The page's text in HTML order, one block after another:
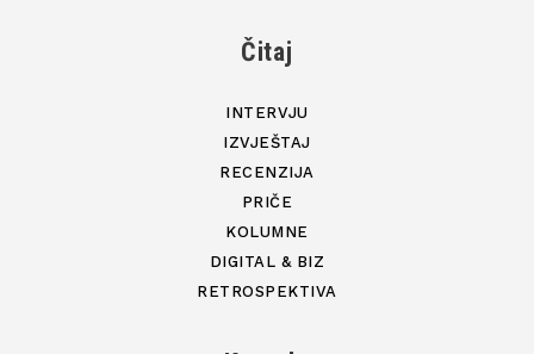
Čitaj
INTERVJU
IZVJEŠTAJ
RECENZIJA
PRIČE
KOLUMNE
DIGITAL & BIZ
RETROSPEKTIVA